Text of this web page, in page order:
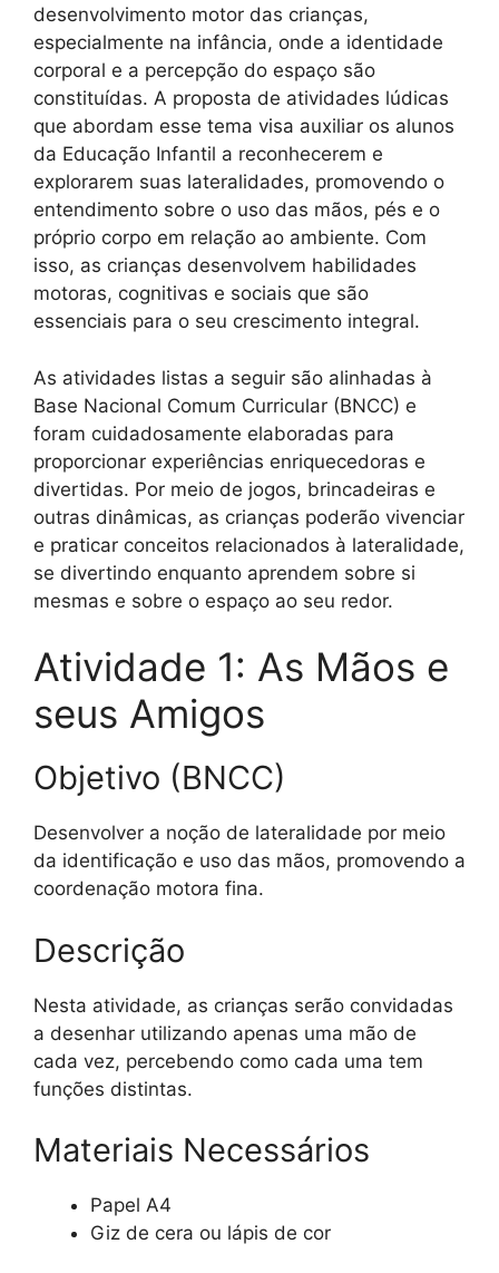
desenvolvimento motor das crianças,
especialmente na infância, onde a identidade
corporal e a percepção do espaço são
constituídas. A proposta de atividades lúdicas
que abordam esse tema visa auxiliar os alunos
da Educação Infantil a reconhecerem e
explorarem suas lateralidades, promovendo o
entendimento sobre o uso das mãos, pés e o
próprio corpo em relação ao ambiente. Com
isso, as crianças desenvolvem habilidades
motoras, cognitivas e sociais que são
essenciais para o seu crescimento integral.
As atividades listas a seguir são alinhadas à
Base Nacional Comum Curricular (BNCC) e
foram cuidadosamente elaboradas para
proporcionar experiências enriquecedoras e
divertidas. Por meio de jogos, brincadeiras e
outras dinâmicas, as crianças poderão vivenciar
e praticar conceitos relacionados à lateralidade,
se divertindo enquanto aprendem sobre si
mesmas e sobre o espaço ao seu redor.
Atividade 1: As Mãos e
seus Amigos
Objetivo (BNCC)
Desenvolver a noção de lateralidade por meio
da identificação e uso das mãos, promovendo a
coordenação motora fina.
Descrição
Nesta atividade, as crianças serão convidadas
a desenhar utilizando apenas uma mão de
cada vez, percebendo como cada uma tem
funções distintas.
Materiais Necessários
Papel A4
Giz de cera ou lápis de cor